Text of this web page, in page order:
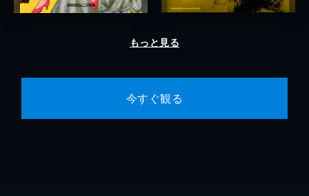
もっと見る
今すぐ観る